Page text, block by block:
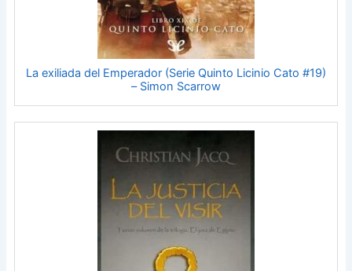
La exiliada del Emperador (Serie Quinto Licinio Cato #19)
– Simon Scarrow